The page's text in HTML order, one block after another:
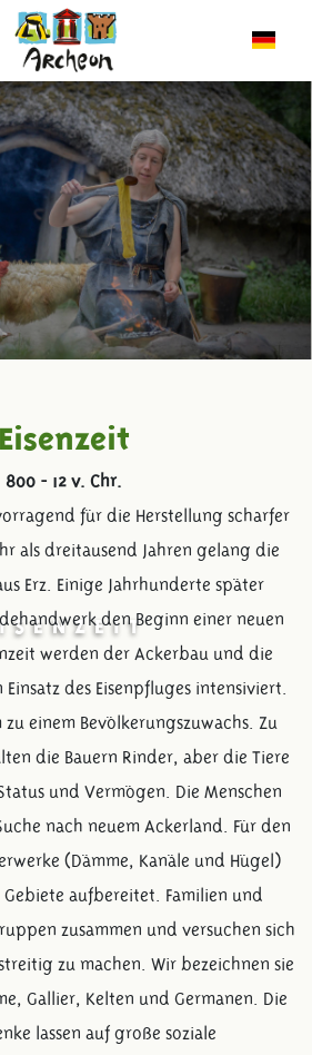
Eisenzeit
800 - 12 v. Chr.
für die Herstellung scharfer
als dreitausend Jahren gelang die
Erz. Einige Jahrhunderte später
den Beginn einer neuen
werden der Ackerbau und die
des Eisenpfluges intensiviert.
einem Bevölkerungszuwachs. Zu
die Bauern Rinder, aber die Tiere
und Vermögen. Die Menschen
nach neuem Ackerland. Für den
(Dämme, Kanäle und Hügel)
aufbereitet. Familien und
zusammen und versuchen sich
zu machen. Wir bezeichnen sie
Gallier, Kelten und Germanen. Die
lassen auf große soziale